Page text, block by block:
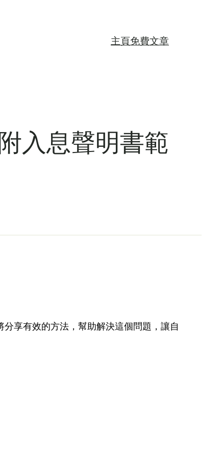
主頁免費文章
入息聲明書範
享有效的方法，幫助解決這個問題，讓自